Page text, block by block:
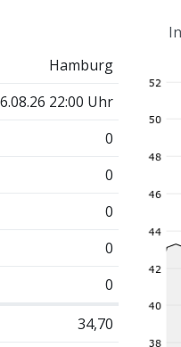
Hamburg
22:00 Uhr
0
0
0
0
0
34,70